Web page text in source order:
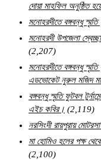
দোয়া মাহফিল অনুষ্ঠিত
মনোহরদীতে বঙ্গবন্ধু
মনোহরদী উপজেলা
(2,207)
মনোহরদীতে বঙ্গবন্ধু স্মৃতি
এডভোকেট নুরুল মজিদ
বঙ্গবন্ধু স্মৃতি ফুটবল
এইচ কবির। (2,119)
নরসিংদী রায়পুরায়
মা হোমিও হলের পক্ষ
(2,100)